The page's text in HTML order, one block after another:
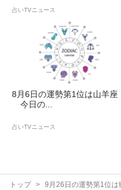
占いTVニュース
8月6日の運勢第1位は山羊座
今日の...
占いTVニュース
トップ 9月26日の運勢第1位